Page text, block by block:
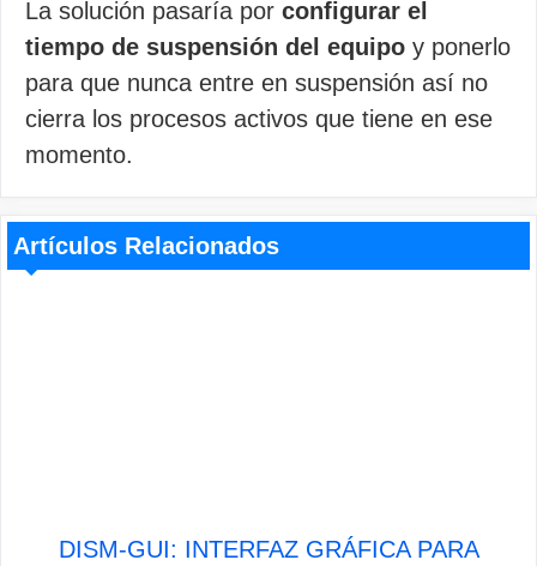
La solución pasaría por configurar el
tiempo de suspensión del equipo y ponerlo
para que nunca entre en suspensión así no
cierra los procesos activos que tiene en ese
momento.
Artículos Relacionados
DISM-GUI: INTERFAZ GRÁFICA PARA